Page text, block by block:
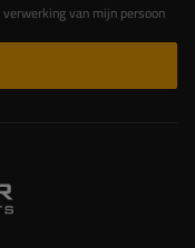
met de Verordening van het Europees Parlement en de Raad (EU)